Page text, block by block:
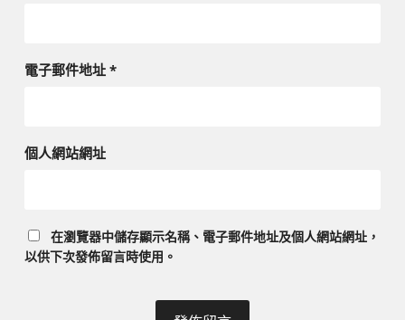
電子郵件地址 *
個人網站網址
在瀏覽器中儲存顯示名稱、電子郵件地址及個人網站網址，
以供下次發佈留言時使用。